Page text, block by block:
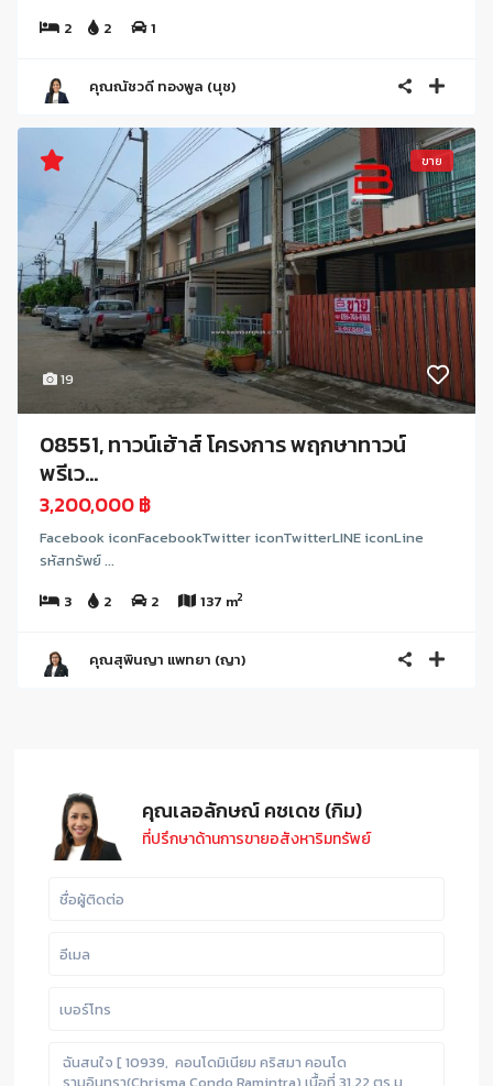
2
2 1
คุณณัชวดี ทองพูล (นุช)
19
ขาย
08551, ทาวน์เฮ้าส์ โครงการ พฤกษาทาวน์
พรีเว...
3,200,000 ฿
Facebook iconFacebookTwitter iconTwitterLINE iconLine
รหัสทรัพย์ ...
3
2 2 137 m2
คุณสุพินญา แพทยา (ญา)
คุณเลอลักษณ์ คชเดช (กิม)
ที่ปรึกษาด้านการขายอสังหาริมทรัพย์